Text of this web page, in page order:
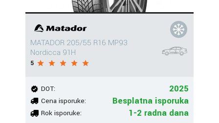
MATADOR 205/55 R16 MP93
Nordicca 91H
5
DOT: 2025
Cena isporuke: Besplatna isporuka
Rok isporuke: 1-2 radna dana